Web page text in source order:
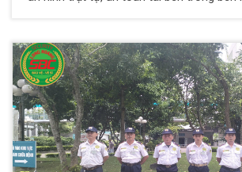
những nhu cầu tất yếu trên và đảm bảo
doanh nghiệp.